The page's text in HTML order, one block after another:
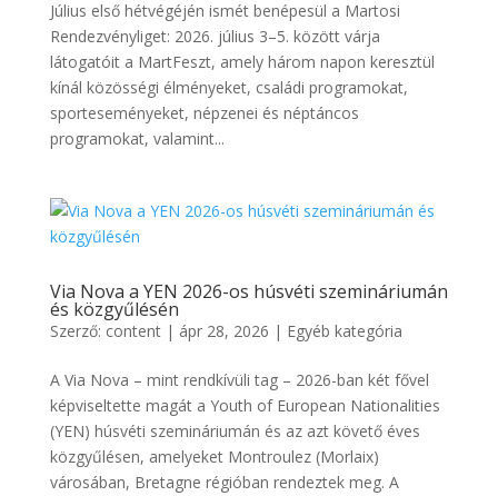
Július első hétvégéjén ismét benépesül a Martosi
Rendezvényliget: 2026. július 3–5. között várja
látogatóit a MartFeszt, amely három napon keresztül
kínál közösségi élményeket, családi programokat,
sporteseményeket, népzenei és néptáncos
programokat, valamint...
Via Nova a YEN 2026-os húsvéti szemináriumán
és közgyűlésén
Szerző: content| ápr 28, 2026 | Egyéb kategória
A Via Nova – mint rendkívüli tag – 2026-ban két fővel
képviseltette magát a Youth of European Nationalities
(YEN) húsvéti szemináriumán és az azt követő éves
közgyűlésen, amelyeket Montroulez (Morlaix)
városában, Bretagne régióban rendeztek meg. A